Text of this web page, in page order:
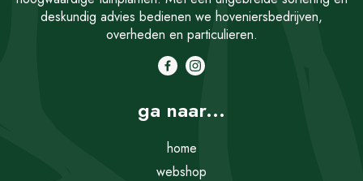
deskundig advies bedienen we hoveniersbedrijven,
overheden en particulieren.
ga naar...
home
webshop